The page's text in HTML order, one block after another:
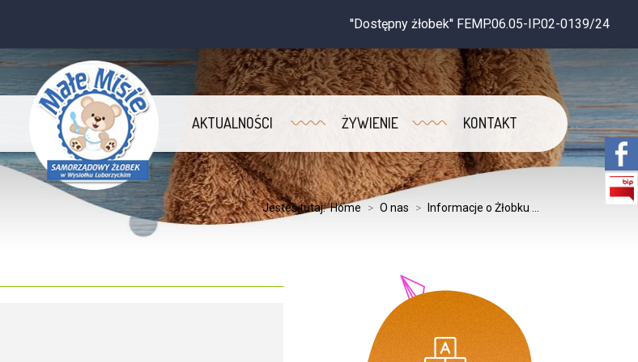
''Dostępny żłobek'' FEMP.06.05-IP.02-0139/24
AKTUALNOŚCI ŻYWIENIE KONTAKT
Jesteś tutaj:Home > O nas > Informacje o Żłobku ...